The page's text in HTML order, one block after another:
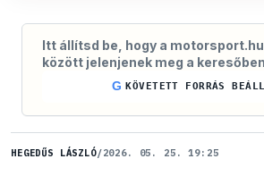
Itt állítsd be, hogy a
között jelenjenek meg a
G KÖVETETT FORRÁS
HEGEDŰS LÁSZLÓ/2026. 05. 25. 19:25